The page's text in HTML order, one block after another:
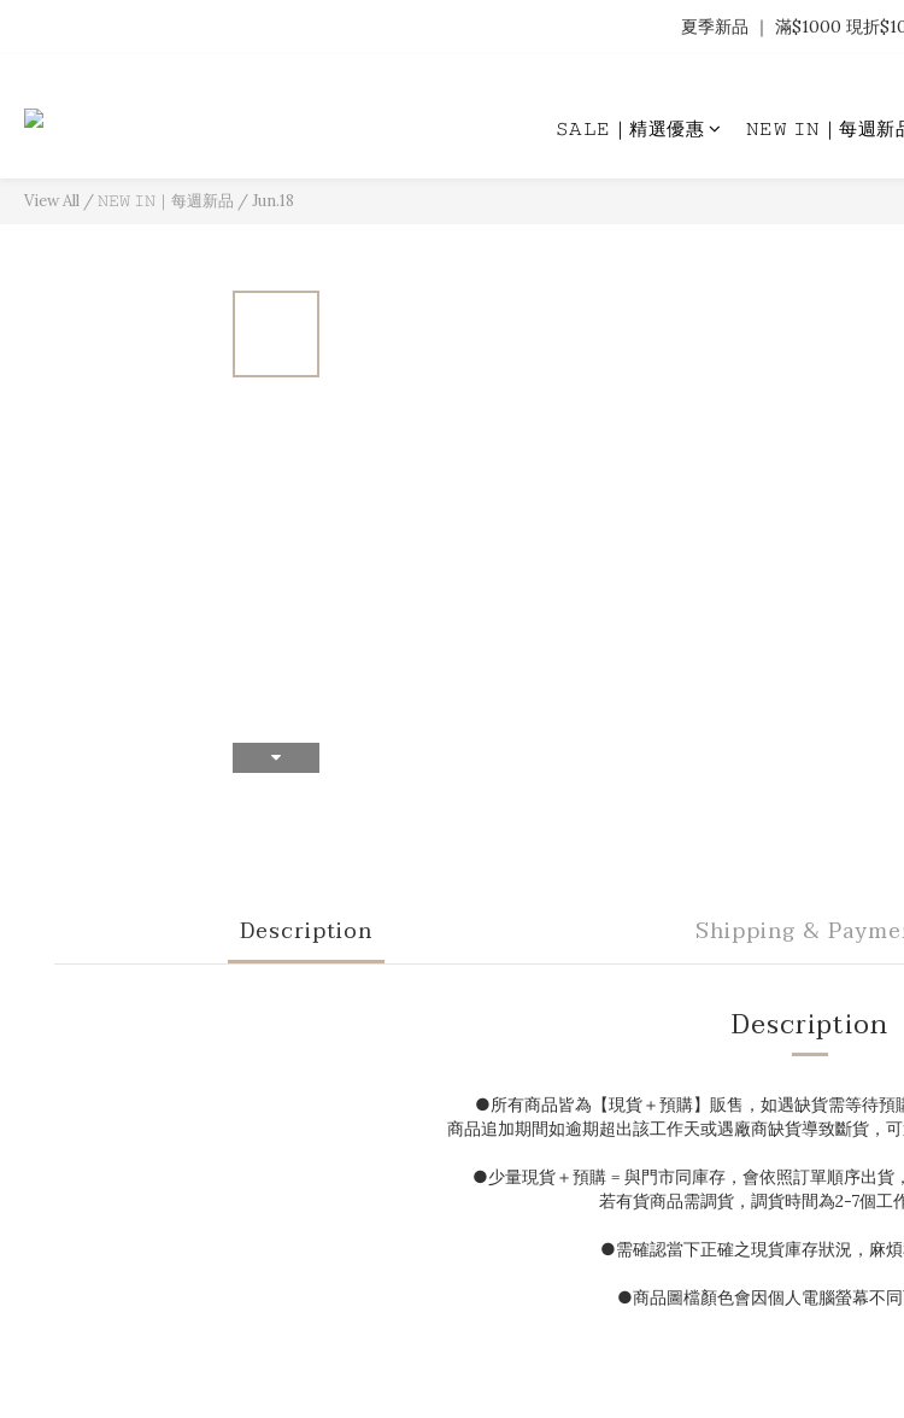
𝗡𝗮𝗯_𝗚𝗶𝗿𝗹𝘀大量募集中｜於社群分享標記回傳
夏季新品 ｜ 滿$1000 現折
𝚂𝙰𝙻𝙴｜精選優惠 𝙽𝙴𝚆 𝙸𝙽｜每週新
View All /𝙽𝙴𝚆 𝙸𝙽｜每週新品 /Jun.18
Description Shipping &
Description
●所有商品皆為【現貨＋預購】販售，如遇缺貨需等待預
商品追加期間如逾期超出該工作天或遇廠商缺貨導致斷貨，
●少量現貨＋預購 = 與門市同庫存，會依照訂單順序出貨
若有貨商品需調貨，調貨時間為2-7個工
●需確認當下正確之現貨庫存狀況，麻煩
●商品圖檔顏色會因個人電腦螢幕不同